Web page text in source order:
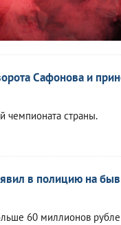
Сафонова и
чемпионата страны.
в полицию на
60 миллионов